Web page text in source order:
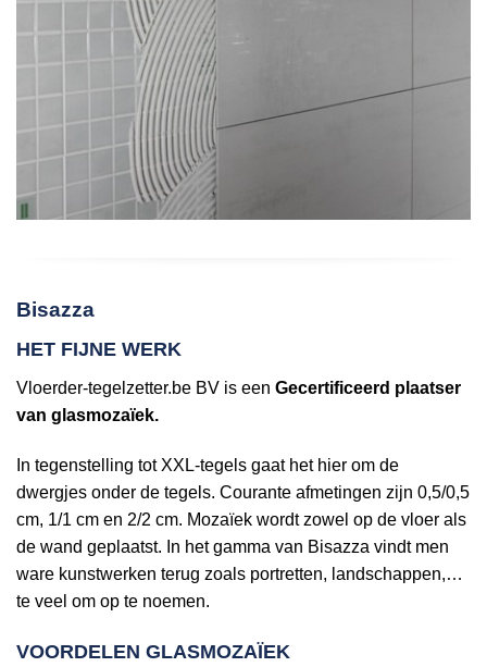
Bisazza
HET FIJNE WERK
Vloerder-tegelzetter.be BV is een Gecertificeerd plaatser
van glasmozaïek.
In tegenstelling tot XXL-tegels gaat het hier om de
dwergjes onder de tegels. Courante afmetingen zijn 0,5/0,5
cm, 1/1 cm en 2/2 cm. Mozaïek wordt zowel op de vloer als
de wand geplaatst. In het gamma van Bisazza vindt men
ware kunstwerken terug zoals portretten, landschappen,…
te veel om op te noemen.
VOORDELEN GLASMOZAÏEK